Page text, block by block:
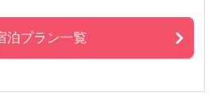
泊プラン一覧